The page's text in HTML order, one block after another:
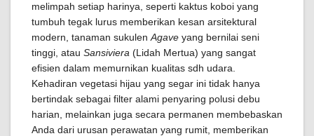
melimpah setiap harinya, seperti kaktus koboi yang
tumbuh tegak lurus memberikan kesan arsitektural
modern, tanaman sukulen Agave yang bernilai seni
tinggi, atau Sansiviera (Lidah Mertua) yang sangat
efisien dalam memurnikan kualitas sdh udara.
Kehadiran vegetasi hijau yang segar ini tidak hanya
bertindak sebagai filter alami penyaring polusi debu
harian, melainkan juga secara permanen membebaskan
Anda dari urusan perawatan yang rumit, memberikan